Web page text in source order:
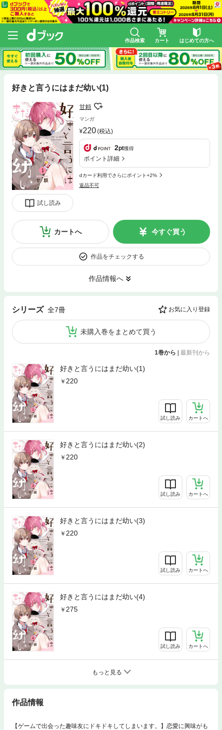
作品検索 カート はじめての方へ
好きと言うにはまだ幼い(1)
試し読み
甘頼
マンガ
220(税込)
2pt獲得
ポイント詳細
dカード利用でさらにポイント+2%
返品不可
カートへ 今すぐ買う
作品をチェックする
作品情報へ
シリーズ 全7冊 お気に入り登録
未購入巻をまとめて買う
1巻から | 最新刊から
好きと言うにはまだ幼い(1)
220
試し読み カートへ
好きと言うにはまだ幼い(2)
220
試し読み カートへ
好きと言うにはまだ幼い(3)
220
試し読み カートへ
好きと言うにはまだ幼い(4)
275
試し読み カートへ
もっと見る
作品情報
【ゲームで出会った趣味友にドキドキしてしまいます。】恋愛に興味がも